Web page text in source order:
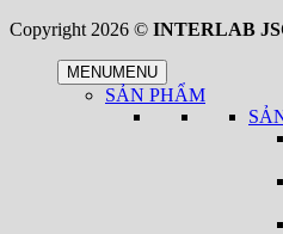
Copyright 2026 © INTERLAB
MENUMENU
SẢN PHẨM